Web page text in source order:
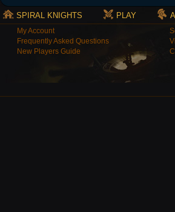
SPIRAL KNIGHTS PLAY
My Account
Frequently Asked Questions
New Players Guide